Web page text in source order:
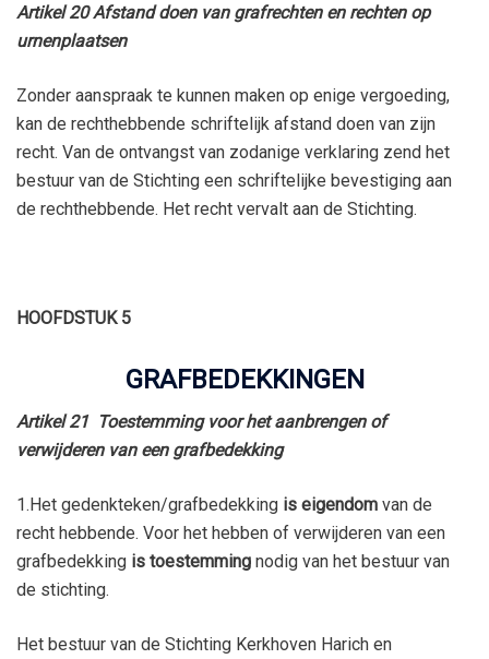
Artikel 20 Afstand doen van grafrechten en rechten op
urnenplaatsen
Zonder aanspraak te kunnen maken op enige vergoeding,
kan de rechthebbende schriftelijk afstand doen van zijn
recht. Van de ontvangst van zodanige verklaring zend het
bestuur van de Stichting een schriftelijke bevestiging aan
de rechthebbende. Het recht vervalt aan de Stichting.
HOOFDSTUK 5
GRAFBEDEKKINGEN
Artikel 21 Toestemming voor het aanbrengen of
verwijderen van een grafbedekking
1.Het gedenkteken/grafbedekking is eigendom van de
recht hebbende. Voor het hebben of verwijderen van een
grafbedekking is toestemming nodig van het bestuur van
de stichting.
Het bestuur van de Stichting Kerkhoven Harich en